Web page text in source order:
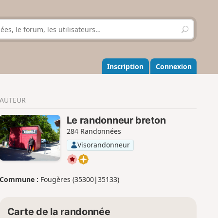
R
e
h
e
r
r
Inscription Connexion
AUTEUR
Le randonneur breton
284 Randonnées
Visorandonneur
Commune : Fougères (35300|35133)
Carte de la randonnée